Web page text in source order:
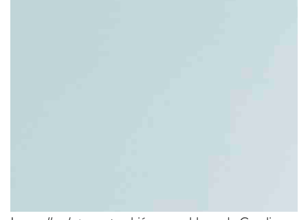
Lospolka dotsson también un emblema de Carolina